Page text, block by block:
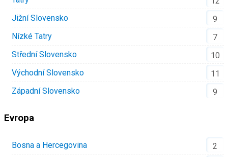
Jižní Slovensko
9
Nízké Tatry
7
Střední Slovensko
10
Východní Slovensko
11
Západní Slovensko
9
Evropa
Bosna a Hercegovina
2